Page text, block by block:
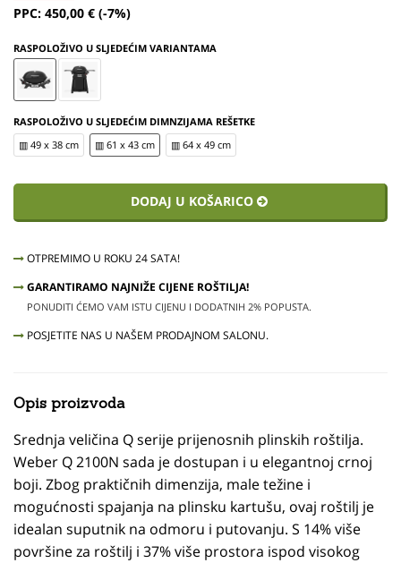
PPC: 450,00 € (-7%)
RASPOLOŽIVO U SLJEDEĆIM VARIANTAMA
RASPOLOŽIVO U SLJEDEĆIM DIMNZIJAMA REŠETKE
▥ 49 x 38 cm
▥ 61 x 43 cm ▥ 64 x 49 cm
DODAJ U KOŠARICO
OTPREMIMO U ROKU 24 SATA!
GARANTIRAMO NAJNIŽE CIJENE ROŠTILJA!
PONUDITI ĆEMO VAM ISTU CIJENU I DODATNIH 2% POPUSTA.
POSJETITE NAS U NAŠEM PRODAJNOM SALONU.
Opis proizvoda
Srednja veličina Q serije prijenosnih plinskih roštilja.
Weber Q 2100N sada je dostupan i u elegantnoj crnoj
boji. Zbog praktičnih dimenzija, male težine i
mogućnosti spajanja na plinsku kartušu, ovaj roštilj je
idealan suputnik na odmoru i putovanju. S 14% više
površine za roštilj i 37% više prostora ispod visokog